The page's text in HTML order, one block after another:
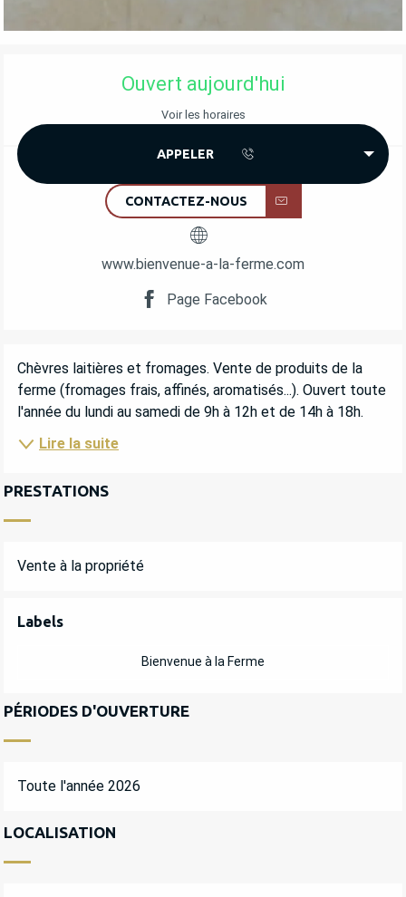
OUVERTURE ET COORDONNÉES
Ouvert aujourd'hui
Voir les horaires
APPELER
CONTACTEZ-NOUS
www.bienvenue-a-la-ferme.com
Page Facebook
DESCRIPTION
Chèvres laitières et fromages. Vente de produits de la
ferme (fromages frais, affinés, aromatisés...). Ouvert toute
l'année du lundi au samedi de 9h à 12h et de 14h à 18h.
Lire la suite
PRESTATIONS
Vente à la propriété
OFFRES DE PRESTATIONS
Labels
Labels
Bienvenue à la Ferme
PÉRIODES D'OUVERTURE
Toute l'année 2026
LOCALISATION